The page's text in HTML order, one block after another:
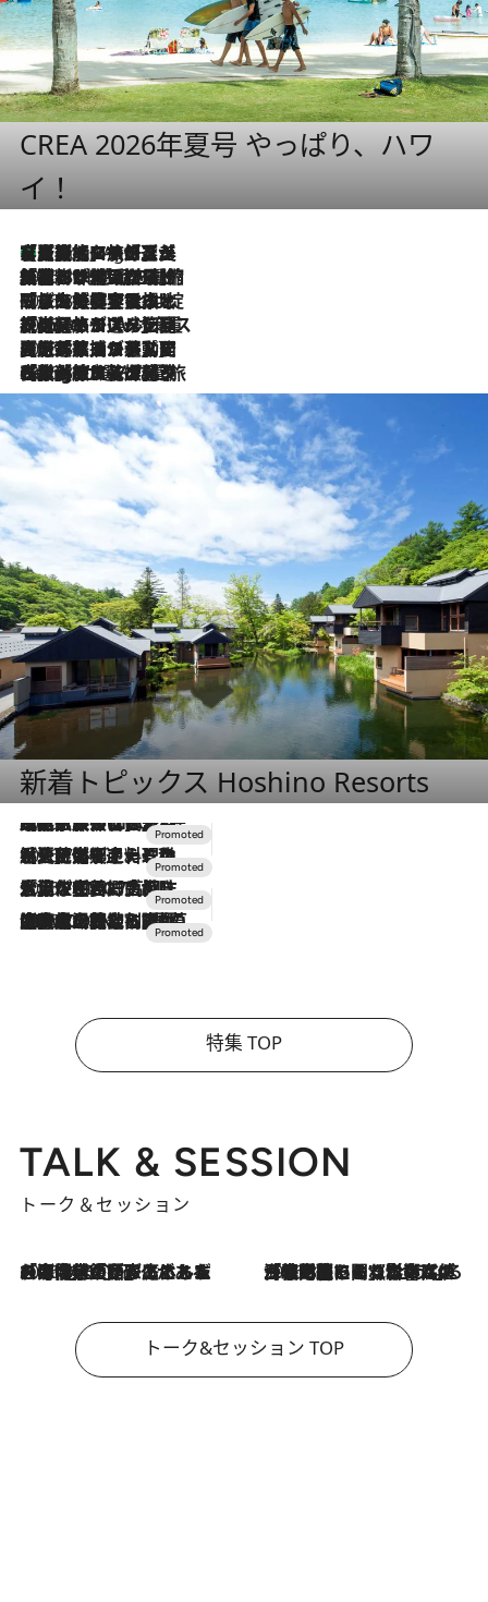
CREA 2026年夏号 やっぱり、ハワ
イ！
1 Hour Ago
【厳選旅コスメ】「多機能アイテムがメイン！」旅好き美容エディターが選んだ夏旅ベストコスメを発表【Mサイズジップ】
2026.8.6
「荷物が増えるほど旅ストレスは増す」美容ジャーナリストがたどり着いた最終結論。“化粧品を劇的に減らす”感動の凝縮美容とは
2026.8.6
「旅先には金髪ウィッグを持参」日本と同じメイクでは損してる!? 美容ジャーナリストが提案する“掟破りの旅美容”とは
2026.8.6
【厳選旅コスメ】「身軽さ＆UV対策重視！」ヘアアーティストshucoが選んだ夏旅ベストコスメを発表【Mサイズジップ】
2026.8.5
【厳選旅コスメ】国内をあちこち移動する河井菜摘が選んだ夏旅ベストコスメ発表！「リラックスアイテムはマスト」【Mサイズジップ】
2026.8.4
【厳選旅コスメ】「紫外線＆乾燥対策しながらメイク感も！」ヘア＆メイクGeorgeが選んだ夏旅ベストコスメを発表！【Mサイズジップ】
新着トピックス Hoshino Resorts
2026.7.31
【ホテル帰省】という選択肢をOMOが提案。家族とほどよい距離を保つには「昼は実家、夜は気兼ねなくホテルで！」
2026.7.24
【夏限定ディナーコース】旬を迎える稚鮎や花ズッキーニなどをイタリア・トスカーナの郷土料理の手法で満喫！
2026.7.17
「土佐和ハーブかき氷」がOMO7高知に登場！生姜、山椒、大葉など目にも舌にも涼を呼ぶ郷土の味
2026.7.10
NEW OPEN！【界 草津】名湯の地に誕生。趣の異なる2種の温泉と上州ならではの会席・蕎麦割烹など美食を味わう究極の癒やし旅
特集 TOP
TALK & SESSION
トーク＆セッション
2026.8.3
「今後値上げがあるとすれば…」「リスクがあるのは今年の冬」エネルギー専門家が語る、ホルムズ海峡封鎖が家庭にもたらす“ある心配” 2026.8.3
「住宅建てられない…」「サーチャージ料の高値が続いている」ホルムズ海峡封鎖による影響はいつまで続く？《エネルギー専門家に聞く“どうなる日本の暮らし”》
トーク&セッション TOP